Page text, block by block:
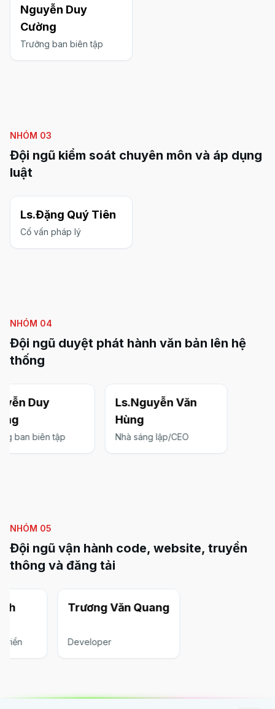
Câu hỏi thường gặp
Chính sách hệ thống
Nguyễn Duy
Cường
Trưởng ban biên tập
NHÓM 03
Đội ngũ kiểm soát chuyên môn và áp dụng
luật
Ls.Đặng Quý Tiên
Cố vấn pháp lý
NHÓM 04
Đội ngũ duyệt phát hành văn bản lên hệ
thống
Duy
ban biên tập
Ls.Nguyễn Văn
Hùng
Nhà sáng lập/CEO
NHÓM 05
Đội ngũ vận hành code, website, truyền
thông và đăng tải
triển
Trương Văn Quang
Developer